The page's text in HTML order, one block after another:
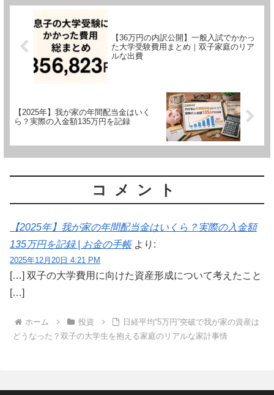
【36万円の内訳公開】一般入試でかかっ
た大学受験費用まとめ｜双子家庭のリア
ルな出費
【2025年】我が家の年間配当金はいく
ら？実際の入金額135万円を記録
コメント
【2025年】我が家の年間配当金はいくら？実際の入金額
135万円を記録 | お金の手帳 より:
2025年12月20日 4:21 PM
[…] 双子の大学費用に向けた資産形成について考えたこと
[…]
ホーム 投資
日経平均“5万円”突破で我が家の資産は
どうなった？双子の大学生を抱える家庭のリアルな家計事情